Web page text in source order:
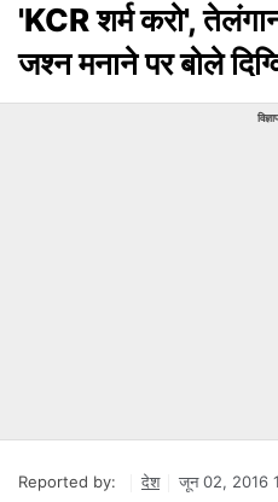
'KCR शर्म करो',
जश्‍न मनाने पर बोले
Reported by: देश जून 02, 2016